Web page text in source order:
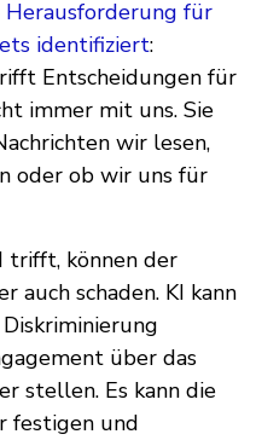
Herausforderung für
identifiziert:
Entscheidungen für
immer mit uns. Sie
wir lesen,
oder ob wir uns für
trifft, können der
auch schaden. KI kann
über das
stellen. Es kann die
festigen und